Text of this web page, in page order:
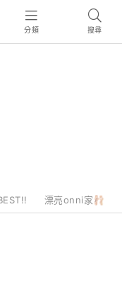
分類 搜尋
漂亮onni家🩰